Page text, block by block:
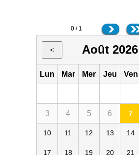
0 / 1
< Août 2026
Lun Mar Mer Jeu Ven
3 4 5 6 7
10 11 12 13 14
17 18 19 20 21